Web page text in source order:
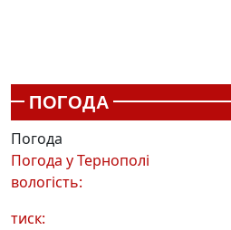
ПОГОДА
Погода
Погода уТернополі
вологість:
тиск: